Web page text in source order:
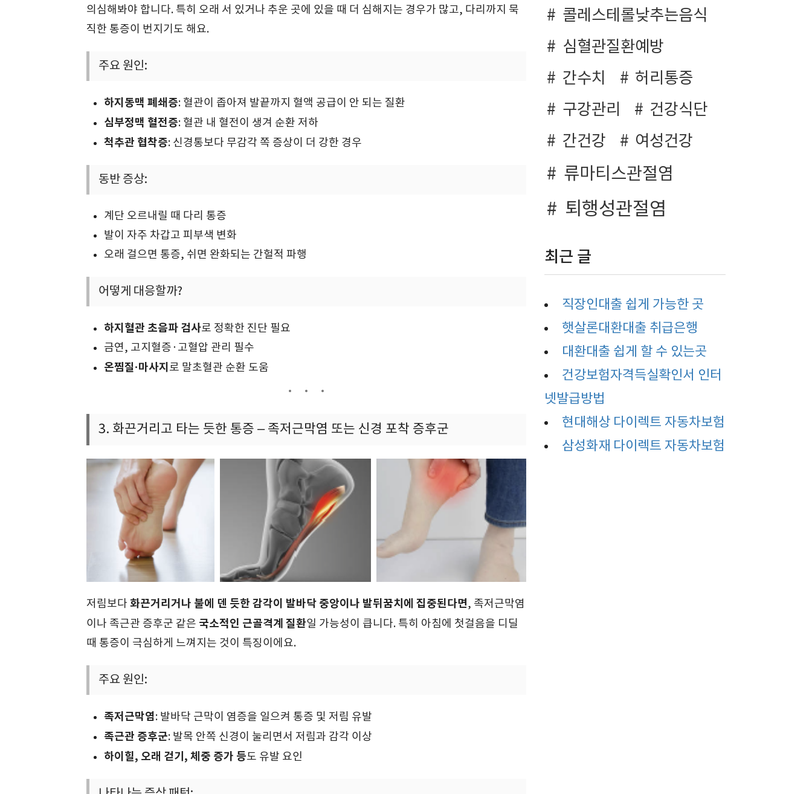
의심해봐야 합니다. 특히 오래 서 있거나 추운 곳에 있을 때 더 심해지는 경우가 많고, 다리까지 묵
직한 통증이 번지기도 해요.
주요 원인:
하지동맥 폐쇄증: 혈관이 좁아져 발끝까지 혈액 공급이 안 되는 질환
심부정맥 혈전증: 혈관 내 혈전이 생겨 순환 저하
척추관 협착증: 신경통보다 무감각 쪽 증상이 더 강한 경우
동반 증상:
계단 오르내릴 때 다리 통증
발이 자주 차갑고 피부색 변화
오래 걸으면 통증, 쉬면 완화되는 간헐적 파행
어떻게 대응할까?
하지혈관 초음파 검사로 정확한 진단 필요
금연, 고지혈증·고혈압 관리 필수
온찜질·마사지 로 말초혈관 순환 도움
3. 화끈거리고 타는 듯한 통증 – 족저근막염 또는 신경 포착 증후군
저림보다 화끈거리거나 불에 덴 듯한 감각이 발바닥 중앙이나 발뒤꿈치에 집중된다면, 족저근막염
이나 족근관 증후군 같은 국소적인 근골격계 질환일 가능성이 큽니다. 특히 아침에 첫걸음을 디딜
때 통증이 극심하게 느껴지는 것이 특징이에요.
주요 원인:
족저근막염: 발바닥 근막이 염증을 일으켜 통증 및 저림 유발
족근관 증후군: 발목 안쪽 신경이 눌리면서 저림과 감각 이상
하이힐, 오래 걷기, 체중 증가 등도 유발 요인
콜레스테롤낮추는음식
심혈관질환예방
간수치
허리통증
구강관리
건강식단
간건강
여성건강
류마티스관절염
퇴행성관절염
최근 글
직장인대출 쉽게 가능한 곳
햇살론대환대출 취급은행
대환대출 쉽게 할 수 있는곳
건강보험자격득실확인서 인터
넷발급방법
현대해상 다이렉트 자동차보험
삼성화재 다이렉트 자동차보험